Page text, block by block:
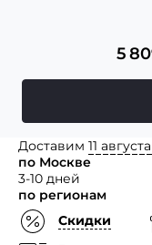
5
Доставим 11
по Москве
3-10 дней
по регионам
Скидки